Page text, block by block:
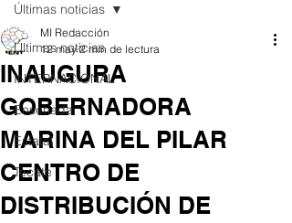
Últimas noticias
INTERNACIONAL
Ensenada
Estatal
Tecate
Últimas noticias
INAUGURA
GOBERNADORA
MARINA DEL PILAR
CENTRO DE
DISTRIBUCIÓN DE
MI Redacción
12 may 2 min de lectura